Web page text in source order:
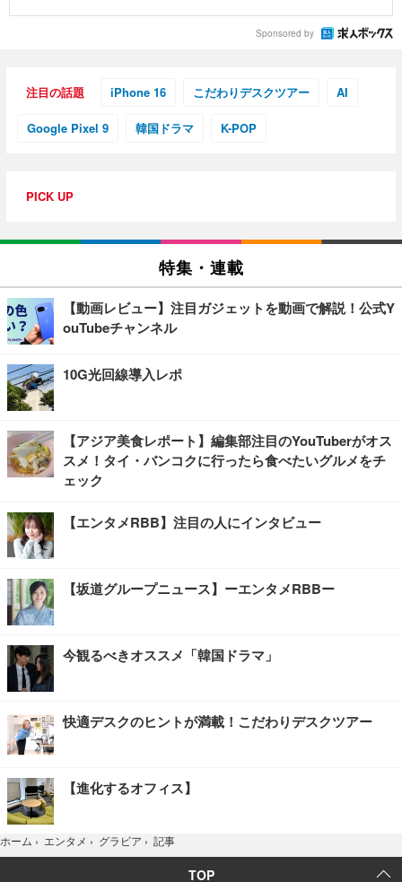
Sponsored by
注目の話題 iPhone 16 こだわりデスクツアー AI
Google Pixel 9 韓国ドラマ K-POP
PICK UP
特集・連載
【動画レビュー】注目ガジェットを動画で解説！公式Y
ouTubeチャンネル
10G光回線導入レポ
【アジア美食レポート】編集部注目のYouTuberがオス
スメ！タイ・バンコクに行ったら食べたいグルメをチ
ェック
【エンタメRBB】注目の人にインタビュー
【坂道グループニュース】ーエンタメRBBー
今観るべきオススメ「韓国ドラマ」
快適デスクのヒントが満載！こだわりデスクツアー
【進化するオフィス】
ホーム › エンタメ › グラビア › 記事
TOP